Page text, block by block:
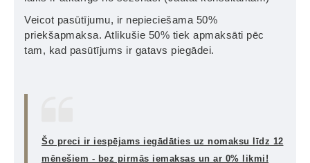
Veicot pasūtījumu, ir nepieciešama 50%
priekšapmaksa. Atlikušie 50% tiek apmaksāti pēc
tam, kad pasūtījums ir gatavs piegādei.
Šo preci ir iespējams iegādāties uz nomaksu līdz 12
mēnešiem - bez pirmās iemaksas un ar 0% likmi!